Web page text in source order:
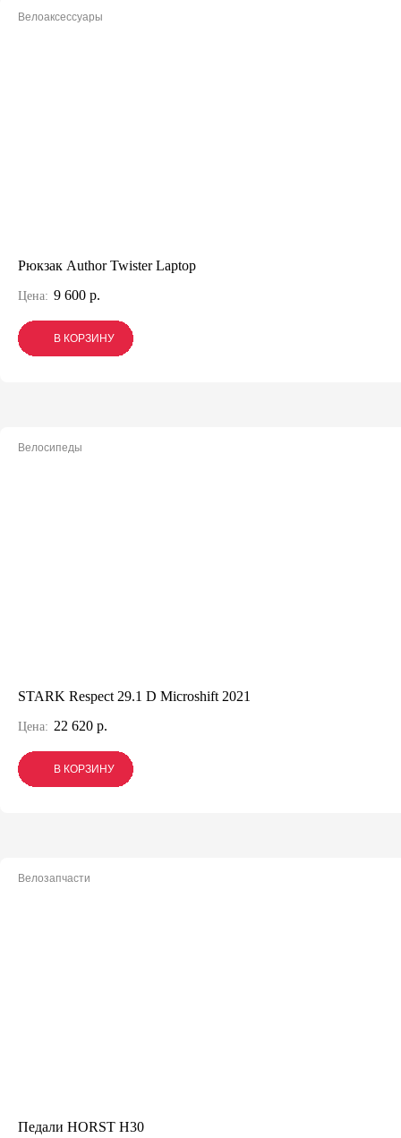
Велоаксессуары
Рюкзак Author Twister Laptop
Цена: 9 600 р.
В КОРЗИНУ
В КОРЗИНУ
В КОРЗИНУ
Велосипеды
STARK Respect 29.1 D Microshift 2021
Цена: 22 620 р.
В КОРЗИНУ
В КОРЗИНУ
В КОРЗИНУ
Велозапчасти
Педали HORST H30